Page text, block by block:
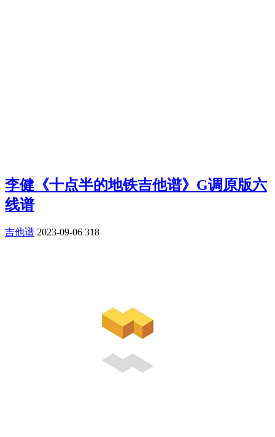
李健《十点半的地铁吉他谱》G调原版六
线谱
吉他谱 2023-09-06 318